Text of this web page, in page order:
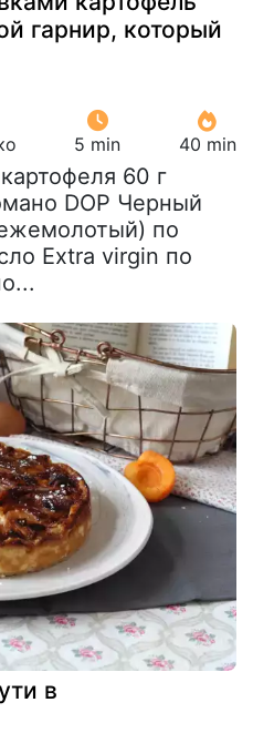
гарнир, который
5 min 40 min
60 г
DOP Черный
по
Extra virgin по
в